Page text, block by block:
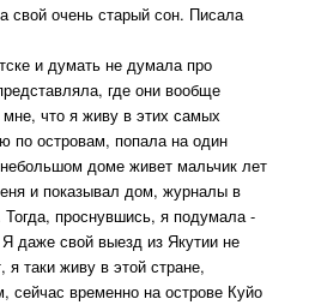
свой очень старый сон. Писала
и думать не думала про
где они вообще
что я живу в этих самых
по островам, попала на один
доме живет мальчик лет
и показывал дом, журналы в
проснувшись, я подумала -
даже свой выезд из Якутии не
я таки живу в этой стране,
сейчас временно на острове Куйо